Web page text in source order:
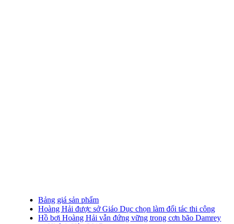
Bảng giá sản phẩm
Hoàng Hải được sở Giáo Dục chọn làm đối tác thi công
Hồ bơi Hoàng Hải vẫn đứng vững trong cơn bão Damrey